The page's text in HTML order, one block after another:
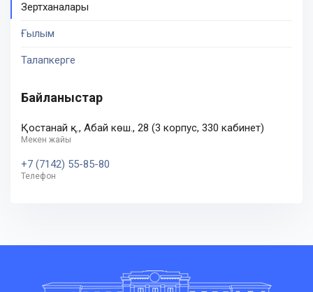
Зертханалары
Ғылым
Талапкерге
Байланыстар
Қостанай қ., Абай көш., 28 (3 корпус, 330 кабинет)
Мекен жайы
+7 (7142) 55-85-80
Телефон